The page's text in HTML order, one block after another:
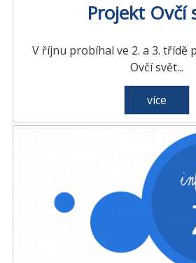
Projekt Ovčí
V říjnu probíhal ve 2. a 3. třídě
Ovčí svět...
více